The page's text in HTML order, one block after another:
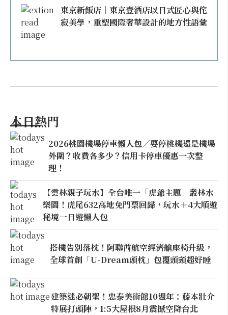
東京新飯店｜東京壹酒店以日式匠心與侘
寂美學，重塑國際奢華設計的地方性語彙
本日熱門
2026桃園機場停車懶人包／要停桃機還是機場
外圍？收費各多少？信用卡停車優惠一次整
理！
【雲林親子玩水】全台唯一「虎爺主題」叢林水
樂園！虎尾632高地免門票回歸，玩水＋4大順遊
秘境一日遊懶人包
搭機告別落枕！阿聯酋航空經濟艙座椅升級，
全球首創「U-Dream頭枕」包覆頭頸超好睡
建築迷必朝聖！忠泰美術館10週年：藤本壯介
特展打頭陣，1:5大屋根8月震撼空降台北